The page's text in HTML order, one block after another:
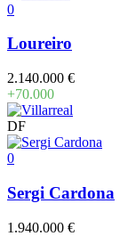
0
Loureiro
2.140.000 €
+70.000
DF
0
Sergi Cardona
1.940.000 €